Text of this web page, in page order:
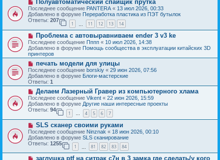
о
б
щ
н
и
е
о
в
о
с
о
б
щ
е
н
и
е
Полуавтоматический спайщик прутка
Последнее сообщение PANTERA« 13 июл 2026, 00:33
Добавлено в форуме Переработка пластика из ПЭТ бутылок
Ответы: 207
1 11 12 13 14
Н
о
в
о
е
с
о
о
б
щ
е
н
и
е
Проблема с автовыравниваем ender 3 v3 ke
Последнее сообщение Пппп « 10 июл 2026, 14:38
Добавлено в форуме Помощь сообщества в эксплуатации китайских 3D
принтеров
Н
о
в
о
е
с
о
о
б
е
н
и
е
печать модели для улицы
Последнее сообщение borskiy « 29 июн 2026, 07:56
Добавлено в форуме Блоги-мастерские
Ответы: 1
Н
о
в
о
е
с
о
о
б
щ
н
Делаем Лазерный Гравер из компьютерного хлама
Последнее сообщение Vikent « 22 июн 2026, 15:59
Добавлено в форуме Другие наши интересные проекты
Ответы: 94
1 … 4 5 6 7
Н
о
в
о
е
с
SLS сканер своими руками
Последнее сообщение Ninznak « 18 июн 2026, 00:10
Добавлено в форуме SLS сканирование
Ответы: 1255
1 81 82 83 84
Нзаглушка ptf на ситрак с7н в 3 замка где сделать/у кого